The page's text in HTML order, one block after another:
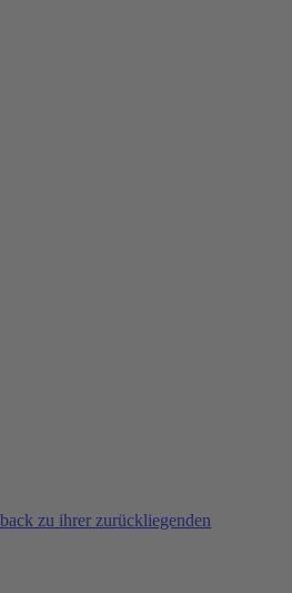
zu ihrer zurückliegenden